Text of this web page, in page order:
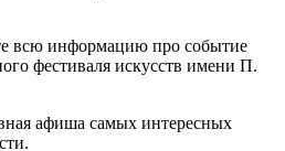
всю информацию про событие
фестиваля искусств имени П.
афиша самых интересных